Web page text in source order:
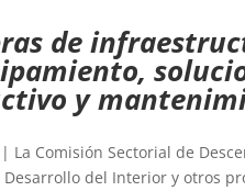
de
y
| La Comisión Sectorial de
del Interior y otros